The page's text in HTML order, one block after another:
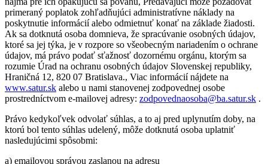
primeraný poplatok zohľadňujúci administratívne náklady na
poskytnutie informácií alebo odmietnuť konať na základe žiadosti.
Ak sa dotknutá osoba domnieva, že spracúvanie osobných údajov,
ktoré sa jej týka, je v rozpore so všeobecným nariadením o ochrane
údajov, má právo podať sťažnosť dozornému orgánu, ktorým sa
rozumie Úrad na ochranu osobných údajov Slovenskej republiky,
Hraničná 12, 820 07 Bratislava., Viac informácií nájdete na
www.satur.sk alebo u nami stanovenej zodpovednej osobe
prostredníctvom e-mailovej adresy: zodpovednaosoba@ba.satur.sk .
Právo kedykoľvek odvolať súhlas, a to aj pred uplynutím doby, na
ktorú bol tento súhlas udelený, môže dotknutá osoba uplatniť
nasledujúcimi spôsobmi:
a) emailovou správou zaslanou na adresu